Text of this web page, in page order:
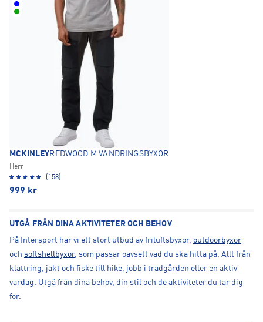
MCKINLEYREDWOOD M VANDRINGSBYXOR
Herr
(158)
999 kr
UTGÅ FRÅN DINA AKTIVITETER OCH BEHOV
På Intersport har vi ett stort utbud av friluftsbyxor, outdoorbyxor
och softshellbyxor, som passar oavsett vad du ska hitta på. Allt från
klättring, jakt och fiske till hike, jobb i trädgården eller en aktiv
vardag. Utgå från dina behov, din stil och de aktiviteter du tar dig
för.